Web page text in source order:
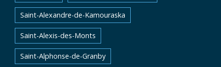
Saint-Alexandre-de-Kamouraska
Saint-Alexis-des-Monts
Saint-Alphonse-de-Granby